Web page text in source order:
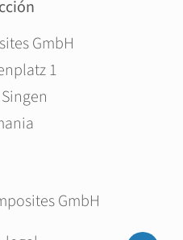
GmbH
1
GmbH